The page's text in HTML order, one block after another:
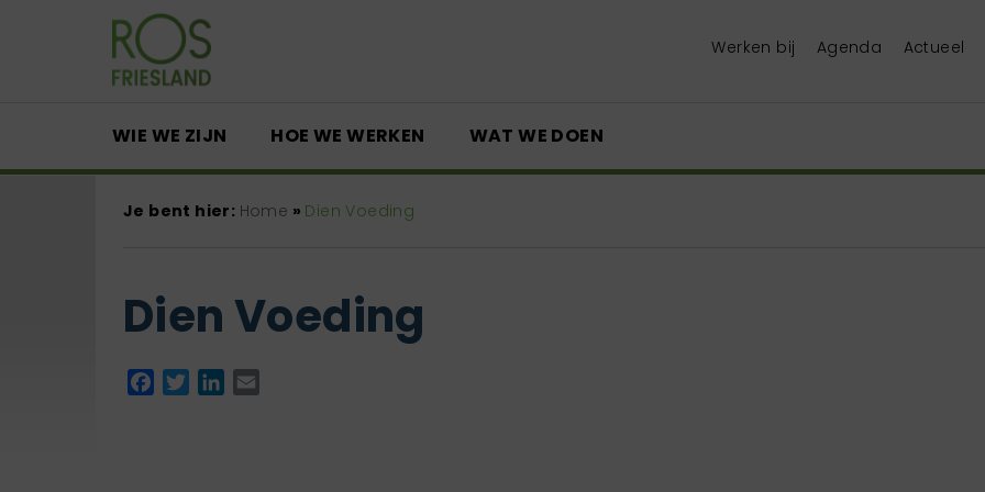
Werken bij Agenda Actueel
WIE WE ZIJN HOE WE WERKEN WAT WE DOEN
Je bent hier: Home » Dien Voeding
Dien Voeding
Facebook
TwitterLinkedIn